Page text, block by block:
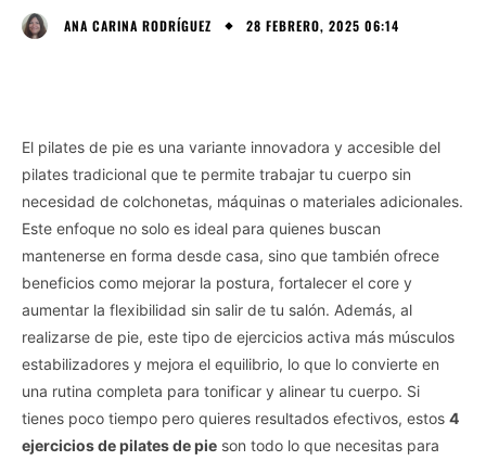
ANA CARINA RODRÍGUEZ 28 FEBRERO, 2025 06:14
El pilates de pie es una variante innovadora y accesible del
pilates tradicional que te permite trabajar tu cuerpo sin
necesidad de colchonetas, máquinas o materiales adicionales.
Este enfoque no solo es ideal para quienes buscan
mantenerse en forma desde casa, sino que también ofrece
beneficios como mejorar la postura, fortalecer el core y
aumentar la flexibilidad sin salir de tu salón. Además, al
realizarse de pie, este tipo de ejercicios activa más músculos
estabilizadores y mejora el equilibrio, lo que lo convierte en
una rutina completa para tonificar y alinear tu cuerpo. Si
tienes poco tiempo pero quieres resultados efectivos, estos 4
ejercicios de pilates de pie son todo lo que necesitas para